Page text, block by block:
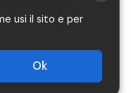
usi il sito e per
Ok